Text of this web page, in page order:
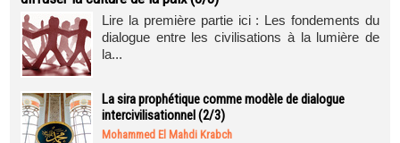
Lire la première partie ici : Les fondements du
dialogue entre les civilisations à la lumière de
la...
La sira prophétique comme modèle de dialogue
intercivilisationnel (2/3)
Mohammed El Mahdi Krabch